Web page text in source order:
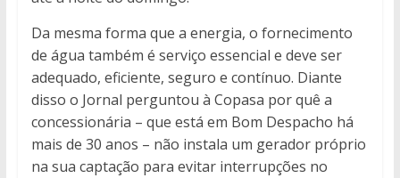
Da mesma forma que a energia, o fornecimento
de água também é serviço essencial e deve ser
adequado, eficiente, seguro e contínuo. Diante
disso o Jornal perguntou à Copasa por quê a
concessionária – que está em Bom Despacho há
mais de 30 anos – não instala um gerador próprio
na sua captação para evitar interrupções no